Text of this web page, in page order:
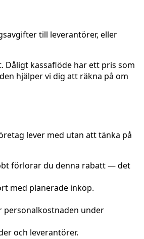
till leverantörer, eller
kassaflöde har ett pris som
hjälper vi dig att räkna på om
lever med utan att tänka på
förlorar du denna rabatt — det
med planerade inköp.
personalkostnaden under
och leverantörer.